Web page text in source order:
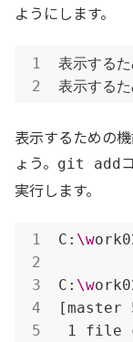
ようにします。
表示する
表示する
表示するための
ょう。 git add
実行します。
C: \w
C: \w
[master
1 file